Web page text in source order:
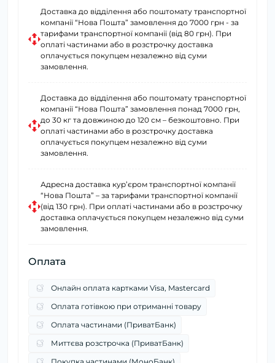
Доставка до відділення або поштомату транспортної
компанії “Нова Пошта” замовлення до 7000 грн - за
тарифами транспортної компанії (від 80 грн). При
оплаті частинами або в розстрочку доставка
оплачується покупцем незалежно від суми
замовлення.
Доставка до відділення або поштомату транспортної
компанії “Нова Пошта” замовлення понад 7000 грн,
до 30 кг та довжиною до 120 см – безкоштовно. При
оплаті частинами або в розстрочку доставка
оплачується покупцем незалежно від суми
замовлення.
Адресна доставка курʼєром транспортної компанії
“Нова Пошта” – за тарифами транспортної компанії
(від 130 грн). При оплаті частинами або в розстрочку
доставка оплачується покупцем незалежно від суми
замовлення.
Оплата
Онлайн оплата картками Visa, Mastercard
Оплата готівкою при отриманні товару
Оплата частинами (ПриватБанк)
Миттєва розстрочка (ПриватБанк)